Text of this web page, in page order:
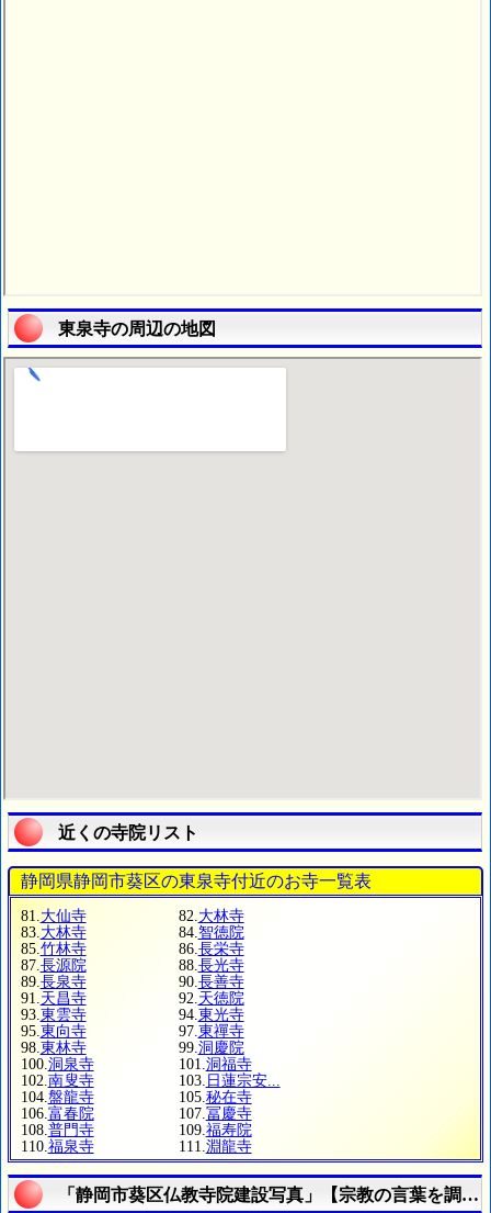
東泉寺の周辺の地図
近くの寺院リスト
静岡県静岡市葵区の東泉寺付近のお寺一覧表
81. 大仙寺 82. 大林寺
83. 大林寺 84. 智徳院
85. 竹林寺 86. 長栄寺
87. 長源院 88. 長光寺
89. 長泉寺 90. 長善寺
91. 天昌寺 92. 天徳院
93. 東雲寺 94. 東光寺
95. 東向寺 97. 東禪寺
98. 東林寺 99. 洞慶院
100. 洞泉寺 101. 洞福寺
102. 南叟寺 103. 日蓮宗安...
104. 盤龍寺 105. 秘在寺
106. 富春院 107. 冨慶寺
108. 普門寺 109. 福寿院
110. 福泉寺 111. 淵龍寺
「静岡市葵区仏教寺院建設写真」【宗教の言葉を調べ